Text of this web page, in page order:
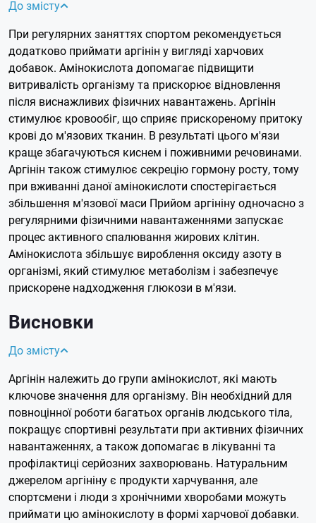
До змісту
При регулярних заняттях спортом рекомендується
додатково приймати аргінін у вигляді харчових
добавок. Амінокислота допомагає підвищити
витривалість організму та прискорює відновлення
після виснажливих фізичних навантажень. Аргінін
стимулює кровообіг, що сприяє прискореному притоку
крові до м'язових тканин. В результаті цього м'язи
краще збагачуються киснем і поживними речовинами.
Аргінін також стимулює секрецію гормону росту, тому
при вживанні даної амінокислоти спостерігається
збільшення м'язової маси Прийом аргініну одночасно з
регулярними фізичними навантаженнями запускає
процес активного спалювання жирових клітин.
Амінокислота збільшує вироблення оксиду азоту в
організмі, який стимулює метаболізм і забезпечує
прискорене надходження глюкози в м'язи.
Висновки
До змісту
Аргінін належить до групи амінокислот, які мають
ключове значення для організму. Він необхідний для
повноцінної роботи багатьох органів людського тіла,
покращує спортивні результати при активних фізичних
навантаженнях, а також допомагає в лікуванні та
профілактиці серйозних захворювань. Натуральним
джерелом аргініну є продукти харчування, але
спортсмени і люди з хронічними хворобами можуть
приймати цю амінокислоту в формі харчової добавки.